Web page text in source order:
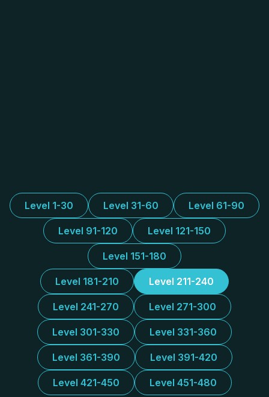
Level 1-30 Level 31-60 Level 61-90
Level 91-120 Level 121-150
Level 151-180
Level 181-210 Level 211-240
Level 241-270 Level 271-300
Level 301-330 Level 331-360
Level 361-390 Level 391-420
Level 421-450 Level 451-480